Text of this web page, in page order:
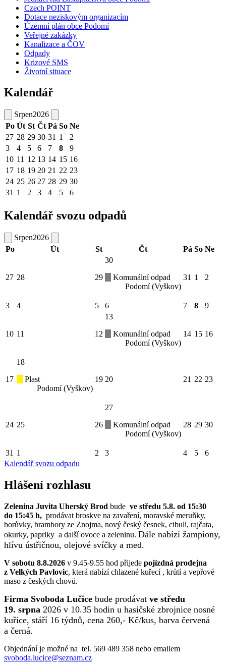
Czech POINT
Dotace neziskovým organizacím
Územní plán obce Podomí
Veřejné zakázky
Kanalizace a ČOV
Odpady
Krizové SMS
Životní situace
Kalendář
Srpen2026
Po Út St Čt Pá So Ne
27 28 29 30 31 1
2
3
4 5 6 7 8
9
10 11 12 13 14 15 16
17 18 19 20 21 22 23
24 25 26 27 28 29 30
31 1 2 3 4 5 6
Kalendář svozu odpadů
Srpen2026
Po
Út St Čt Pá So Ne
27 28 29
30
Komunální odpad
Podomí (Vyškov)
31 1 2
3 4 5 6 7 8 9
10 11 12
13
Komunální odpad
Podomí (Vyškov)
14 15 16
17
18
Plast
Podomí (Vyškov)
19 20 21 22 23
24 25 26
27
Komunální odpad
Podomí (Vyškov)
28 29 30
31 1 2 3 4 5
6
Kalendář svozu odpadu
Hlášení rozhlasu
Zelenina Juvita Uherský Brod bude ve středu 5.8. od 15:30
do 15:45 h, prodávat broskve na zavaření, moravské meruňky,
borůvky, brambory ze Znojma, nový český česnek, cibuli, rajčata,
okurky, papriky a další ovoce a zeleninu. Dále nabízí žampiony,
hlívu ústřičnou, olejové svíčky a med.
V sobotu 8.8.2026 v 9.45-9.55 hod přijede pojízdná prodejna
z Velkých Pavlovic, která nabízí chlazené kuřecí , krůtí a vepřové
maso z českých chovů.
Firma Svoboda Lučice bude prodávat ve středu
19. srpna 2026 v 10.35 hodin u hasičské zbrojnice nosné
kuřice, stáří 16 týdnů, cena 260,- Kč/kus, barva červená
a černá.
Objednání je možné na tel. 569 489 358 nebo emailem
svoboda.lucice@seznam.cz